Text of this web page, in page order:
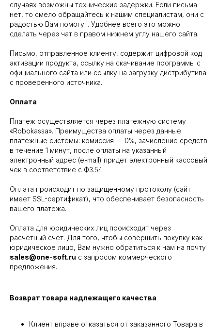
случаях возможны технические задержки. Если письма
нет, то смело обращайтесь к нашим специалистам, они с
радостью Вам помогут. Удобнее всего это можно
сделать через чат в правом нижнем углу нашего сайта.
Письмо, отправленное клиенту, содержит цифровой код
активации продукта, ссылку на скачивание программы с
официального сайта или ссылку на загрузку дистрибутива
с проверенного источника.
Оплата
Платеж осуществляется через платежную систему
«Robokassa». Преимущества оплаты через данные
платежные системы: комиссия — 0%, зачисление средств
в течение 1 минут, после оплаты на указанный
электронный адрес (e-mail) придет электронный кассовый
чек в соответствие с ФЗ.54.
Оплата происходит по защищенному протоколу (сайт
имеет SSL-сертификат), что обеспечивает безопасность
вашего платежа.
Оплата для юридических лиц происходит через
расчетный счет. Для того, чтобы совершить покупку как
юридическое лицо, Вам нужно обратиться к нам на почту
sales@one-soft.ru с запросом коммерческого
предложения.
Возврат товара надлежащего качества
Клиент вправе отказаться от заказанного Товара в